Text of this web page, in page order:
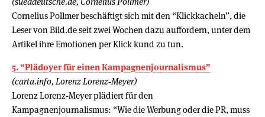
Cornelius Pollmer beschäftigt sich mit den “Klickkacheln”, die
Leser von Bild.de seit zwei Wochen dazu auffordern, unter dem
Artikel ihre Emotionen per Klick kund zu tun.
5. “Plädoyer für einen Kampagnenjournalismus”
(carta.info, Lorenz Lorenz‑Meyer)
Lorenz Lorenz‑Meyer plädiert für den
Kampagnenjournalismus: “Wie die Werbung oder die PR, muss